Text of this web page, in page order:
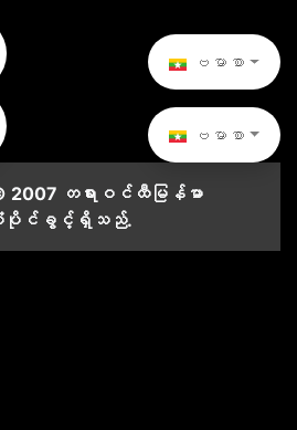
ဗမာစာ
ဗမာစာ
တရားဝင်ထီမြန်မာ
လုံးပိုင်ခွင့်ရှိသည်.